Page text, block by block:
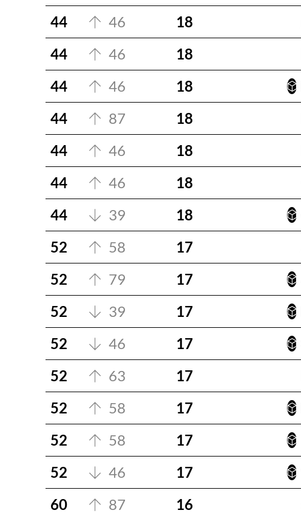
44
46 18
44
46 18
44
46 18
44
87 18
44
46 18
44
46 18
44
39 18
52
58 17
52
79 17
52
39 17
52
46 17
52
63 17
52
58 17
52
58 17
52
46 17
60
87 16